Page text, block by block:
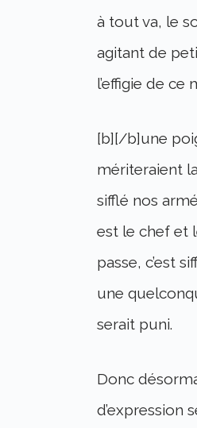
à tout va, le
agitant de
l’effigie de ce
[b][/b]une
mériteraient
sifflé nos
est le chef et
passe, c’est
une
serait puni.
Donc
d’expression